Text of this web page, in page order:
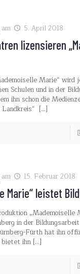
am 5. April 2018
lizensieren
Marie“
Schulen und in der
ihn schon die
[…]
am 15. Februar 2018
Marie“ leistet
„Mademoiselle
in der
Fürth hat ihn
bietet ihn […]